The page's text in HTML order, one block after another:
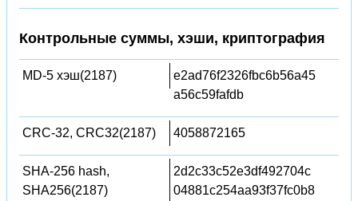
Контрольные суммы, хэши, криптография
MD-5 хэш(2187)
e2ad76f2326fbc6b56a45
a56c59fafdb
CRC-32, CRC32(2187) 4058872165
SHA-256 hash,
SHA256(2187)
2d2c33c52e3df492704c
04881c254aa93f37fc0b8